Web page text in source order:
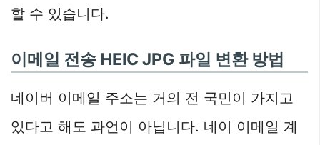
할 수 있습니다.
이메일 전송 HEIC JPG 파일 변환 방법
네이버 이메일 주소는 거의 전 국민이 가지고
있다고 해도 과언이 아닙니다. 네이 이메일 계